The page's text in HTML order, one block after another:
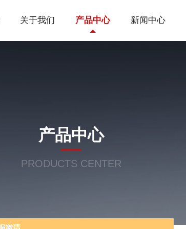
关于我们 产品中心 新闻中心
产品中心
PRODUCTS CENTER